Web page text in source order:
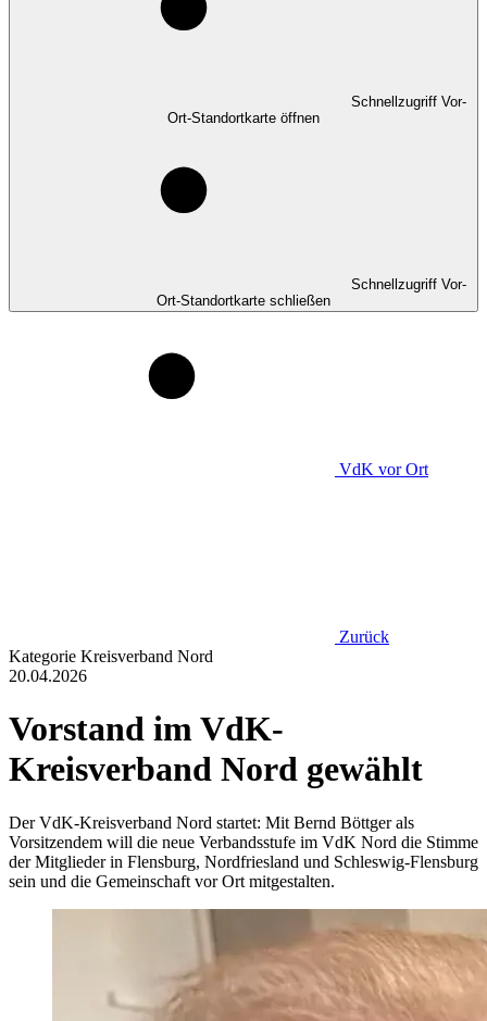
Schnellzugriff Vor-
Ort-Standortkarte öffnen
Schnellzugriff Vor-
Ort-Standortkarte schließen
VdK vor Ort
Zurück
Kategorie Kreisverband Nord
20.04.2026
Vorstand im VdK-
Kreisverband Nord gewählt
Der VdK-Kreisverband Nord startet: Mit Bernd Böttger als
Vorsitzendem will die neue Verbandsstufe im VdK Nord die Stimme
der Mitglieder in Flensburg, Nordfriesland und Schleswig-Flensburg
sein und die Gemeinschaft vor Ort mitgestalten.